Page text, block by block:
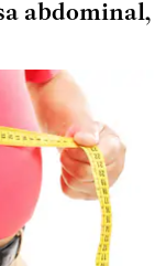
abdominal,